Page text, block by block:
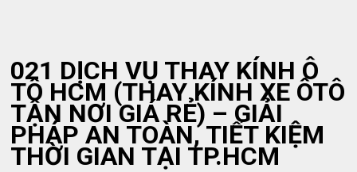
021 DỊCH VỤ THAY KÍNH Ô
TÔ HCM (THAY KÍNH XE ÔTÔ
TẬN NƠI GIÁ RẺ) – GIẢI
PHÁP AN TOÀN, TIẾT KIỆM
THỜI GIAN TẠI TP.HCM